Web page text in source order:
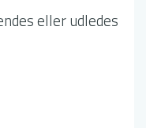
eller udledes